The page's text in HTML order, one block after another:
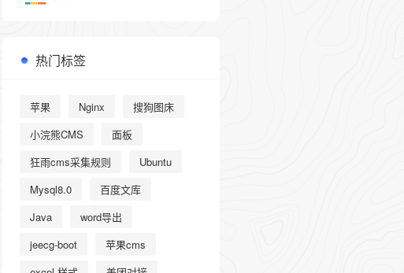
热门标签
苹果 Nginx
搜狗图床
小浣熊CMS
面板
狂雨cms采集规则
Ubuntu
Mysql8.0
百度文库
Java
word导出
jeecg-boot
苹果cms